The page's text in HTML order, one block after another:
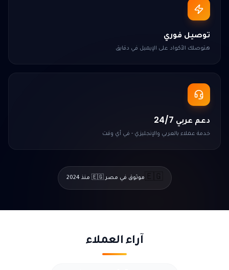
توصيل فوري
هتوصلك الأكواد على الإيميل في دقايق
دعم عربي 24/7
خدمة عملاء بالعربي والإنجليزي - في أي وقت
🇪🇬موثوق في مصر 🇪🇬 منذ 2024
آراء العملاء